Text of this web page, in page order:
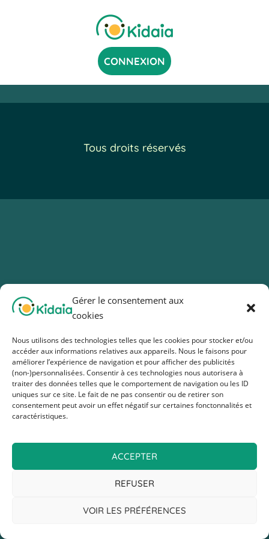
Gérer le consentement aux
cookies
Nous utilisons des technologies telles que les cookies pour stocker et/ou
accéder aux informations relatives aux appareils. Nous le faisons pour
améliorer l’expérience de navigation et pour afficher des publicités
(non-)personnalisées. Consentir à ces technologies nous autorisera à
traiter des données telles que le comportement de navigation ou les ID
uniques sur ce site. Le fait de ne pas consentir ou de retirer son
consentement peut avoir un effet négatif sur certaines fonctonnalités et
caractéristiques.
ACCEPTER
REFUSER
VOIR LES PRÉFÉRENCES
CONNEXION
Tous droits réservés